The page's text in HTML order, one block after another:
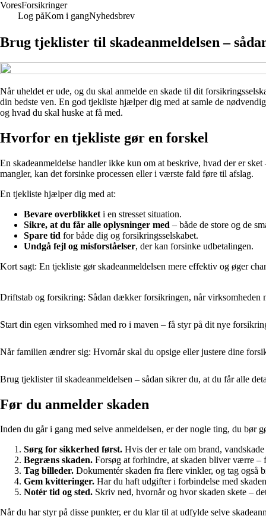
VoresForsikringer
Log påKom i gangNyhedsbrev
Brug tjeklister til skadeanmeldelsen –
Når uheldet er ude, og du skal anmelde en skade til dit
din bedste ven. En god tjekliste hjælper dig med at samle de
og hvad du skal huske at få med.
Hvorfor en tjekliste gør en forskel
En skadeanmeldelse handler ikke kun om at beskrive, hvad der er
mangler, kan det forsinke processen eller i værste fald føre til afslag.
En tjekliste hjælper dig med at:
Bevare overblikket i en stresset situation.
Sikre, at du får alle oplysninger med – både de store og de
Spare tid for både dig og forsikringsselskabet.
Undgå fejl og misforståelser, der kan forsinke udbetalingen.
Kort sagt: En tjekliste gør skadeanmeldelsen mere effektiv og øger
Driftstab og forsikring: Sådan dækker forsikringen, når virksomheden
Start din egen virksomhed med ro i maven – få styr på dit nye
Når familien ændrer sig: Hvornår skal du opsige eller justere dine
Brug tjeklister til skadeanmeldelsen – sådan sikrer du, at du får alle
Før du anmelder skaden
Inden du går i gang med selve anmeldelsen, er der nogle ting, du bør
Sørg for sikkerhed først. Hvis der er tale om brand,
Begræns skaden. Forsøg at forhindre, at skaden bliver værre
Tag billeder. Dokumentér skaden fra flere vinkler, og tag også
Gem kvitteringer. Har du haft udgifter i forbindelse med
Notér tid og sted. Skriv ned, hvornår og hvor skaden skete –
Når du har styr på disse punkter, er du klar til at udfylde selve